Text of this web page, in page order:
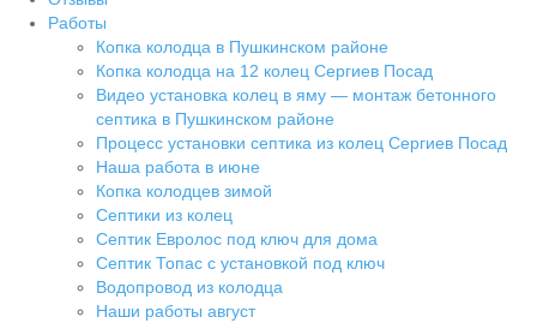
Работы
Копка колодца в Пушкинском районе
Копка колодца на 12 колец Сергиев Посад
Видео установка колец в яму — монтаж бетонного
септика в Пушкинском районе
Процесс установки септика из колец Сергиев Посад
Наша работа в июне
Копка колодцев зимой
Септики из колец
Септик Евролос под ключ для дома
Септик Топас с установкой под ключ
Водопровод из колодца
Наши работы август